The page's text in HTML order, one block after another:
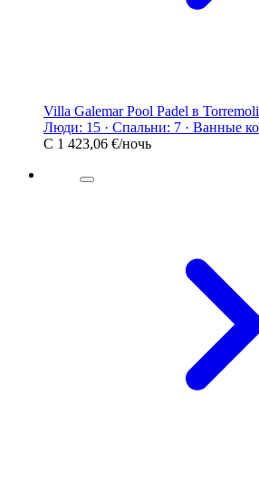
Villa Galemar Pool Padel в
Люди: 15 · Спальни: 7 · Ванные
С 1 423,06 €/ночь